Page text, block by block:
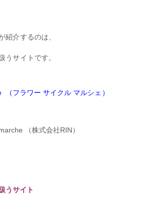
紹介するのは、
うサイトです。
フラワー サイクル マルシェ）
（株式会社RIN）
うサイト